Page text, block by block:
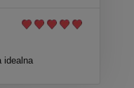
idealna